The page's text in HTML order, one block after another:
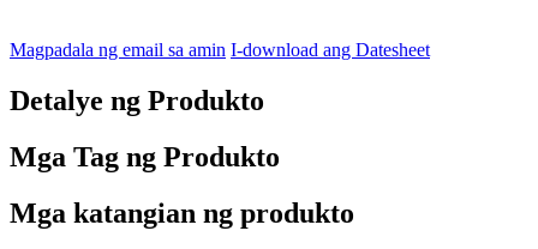
Magpadala ng email sa amin I-download ang Datesheet
Detalye ng Produkto
Mga Tag ng Produkto
Mga katangian ng produkto